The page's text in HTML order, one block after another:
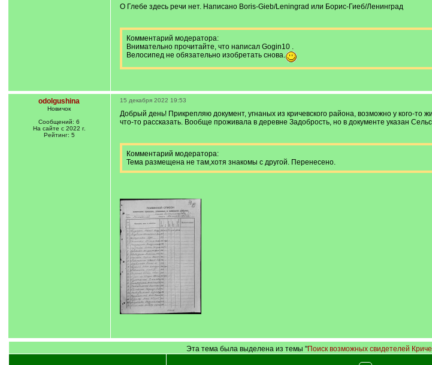
О Глебе здесь речи нет. Написано Boris-Gieb/Leningrad или Борис-Гиеб/Ленинград
Комментарий модератора:
Внимательно прочитайте, что написал Gogin10 .
Велосипед не обязательно изобретать снова.
odolgushina
Новичок
Сообщений: 6
На сайте с 2022 г.
Рейтинг: 5
15 декабря 2022 19:53
Добрый день! Прикрепляю документ, угнаных из кричевского района, возможно у кого-
что-то рассказать. Вообще проживала в деревне Задобрость, но в документе указан
Комментарий модератора:
Тема размещена не там,хотя знакомы с другой. Перенесено.
Эта тема была выделена из темы "Поиск возможных свидетелей